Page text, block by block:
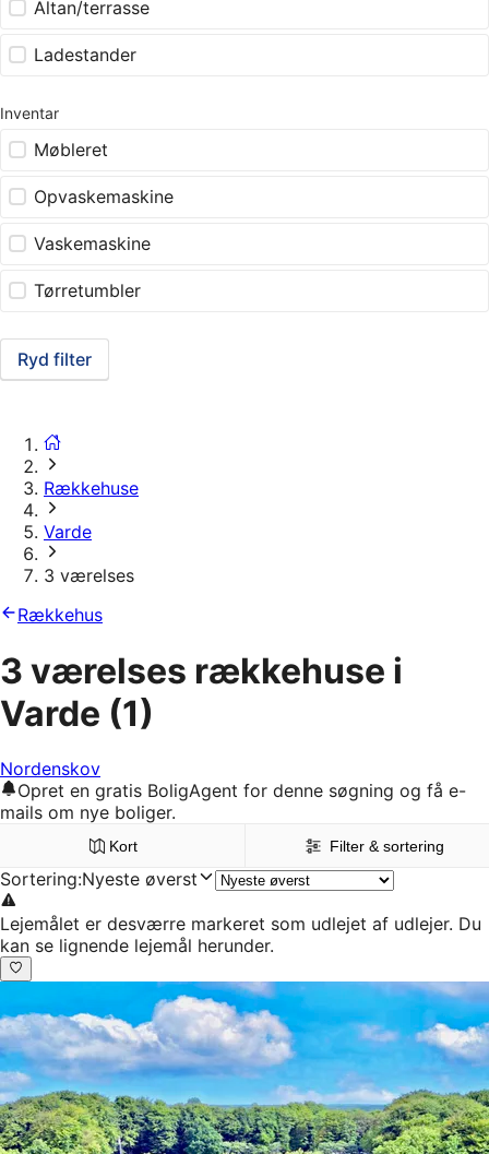
Altan/terrasse
Ladestander
Inventar
Møbleret
Opvaskemaskine
Vaskemaskine
Tørretumbler
Ryd filter
Rækkehuse
Varde
3 værelses
Rækkehus
3 værelses rækkehuse i
Varde (1)
Nordenskov
Opret en gratis BoligAgent for denne søgning og få e-
mails om nye boliger.
Kort Filter & sortering
Sortering:Nyeste øverst
Lejemålet er desværre markeret som udlejet af udlejer. Du
kan se lignende lejemål herunder.